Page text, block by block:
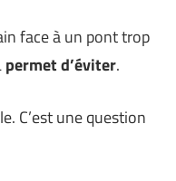
face à un pont trop
permet d’éviter.
C’est une question